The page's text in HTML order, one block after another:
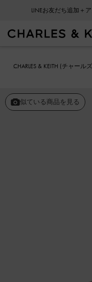
LINEお友だち追加＋
CHARLES & KEITH (チャー
似ている商品を見る